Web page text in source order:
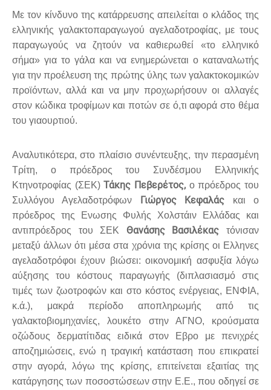
Με τον κίνδυνο της κατάρρευσης απειλείται ο κλάδος της
ελληνικής γαλακτοπαραγωγού αγελαδοτροφίας, με τους
παραγωγούς να ζητούν να καθιερωθεί «το ελληνικό
σήμα» για το γάλα και να ενημερώνεται ο καταναλωτής
για την προέλευση της πρώτης ύλης των γαλακτοκομικών
προϊόντων, αλλά και να μην προχωρήσουν οι αλλαγές
στον κώδικα τροφίμων και ποτών σε ό,τι αφορά στο θέμα
του γιαουρτιού.
Αναλυτικότερα, στο πλαίσιο συνέντευξης, την περασμένη
Τρίτη, ο πρόεδρος του Συνδέσμου Ελληνικής
Κτηνοτροφίας (ΣΕΚ)Τάκης Πεβερέτος, ο πρόεδρος του
Συλλόγου Αγελαδοτρόφων Γιώργος Κεφαλάς και ο
πρόεδρος της Ενωσης Φυλής Χολστάιν Ελλάδας και
αντιπρόεδρος του ΣΕΚ Θανάσης Βασιλέκας τόνισαν
μεταξύ άλλων ότι μέσα στα χρόνια της κρίσης οι Ελληνες
αγελαδοτρόφοι έχουν βιώσει: οικονομική ασφυξία λόγω
αύξησης του κόστους παραγωγής (διπλασιασμό στις
τιμές των ζωοτροφών και στο κόστος ενέργειας, ΕΝΦΙΑ,
κ.ά.), μακρά περίοδο αποπληρωμής από τις
γαλακτοβιομηχανίες, λουκέτο στην ΑΓΝΟ, κρούσματα
οζώδους δερματίτιδας ειδικά στον Εβρο με πενιχρές
αποζημιώσεις, ενώ η τραγική κατάσταση που επικρατεί
στην αγορά, λόγω της κρίσης, επιτείνεται εξαιτίας της
κατάργησης των ποσοστώσεων στην Ε.Ε., που οδηγεί σε